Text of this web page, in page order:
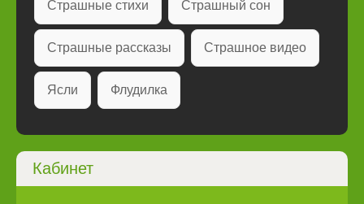
Страшные стихи Страшный сон
Страшные рассказы Страшное видео
Ясли Флудилка
Кабинет